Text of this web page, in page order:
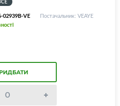
02939B-VE
Постачальник: VEAYE